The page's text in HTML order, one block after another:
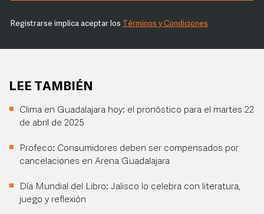
Registrarse implica aceptar los Términos y Condiciones
LEE TAMBIÉN
Clima en Guadalajara hoy: el pronóstico para el martes 22
de abril de 2025
Profeco: Consumidores deben ser compensados por
cancelaciones en Arena Guadalajara
Día Mundial del Libro: Jalisco lo celebra con literatura,
juego y reflexión